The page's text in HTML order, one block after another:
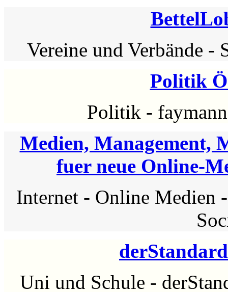
Vereine und Verbände -
Politik
Politik - faymann
Medien, Management,
fuer neue Online-
Internet- Online Medien
Uni und Schule -